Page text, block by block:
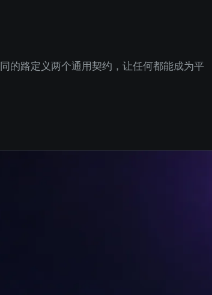
同的路——定义两个通用契约，让任何 Coding Agent 都能成为平